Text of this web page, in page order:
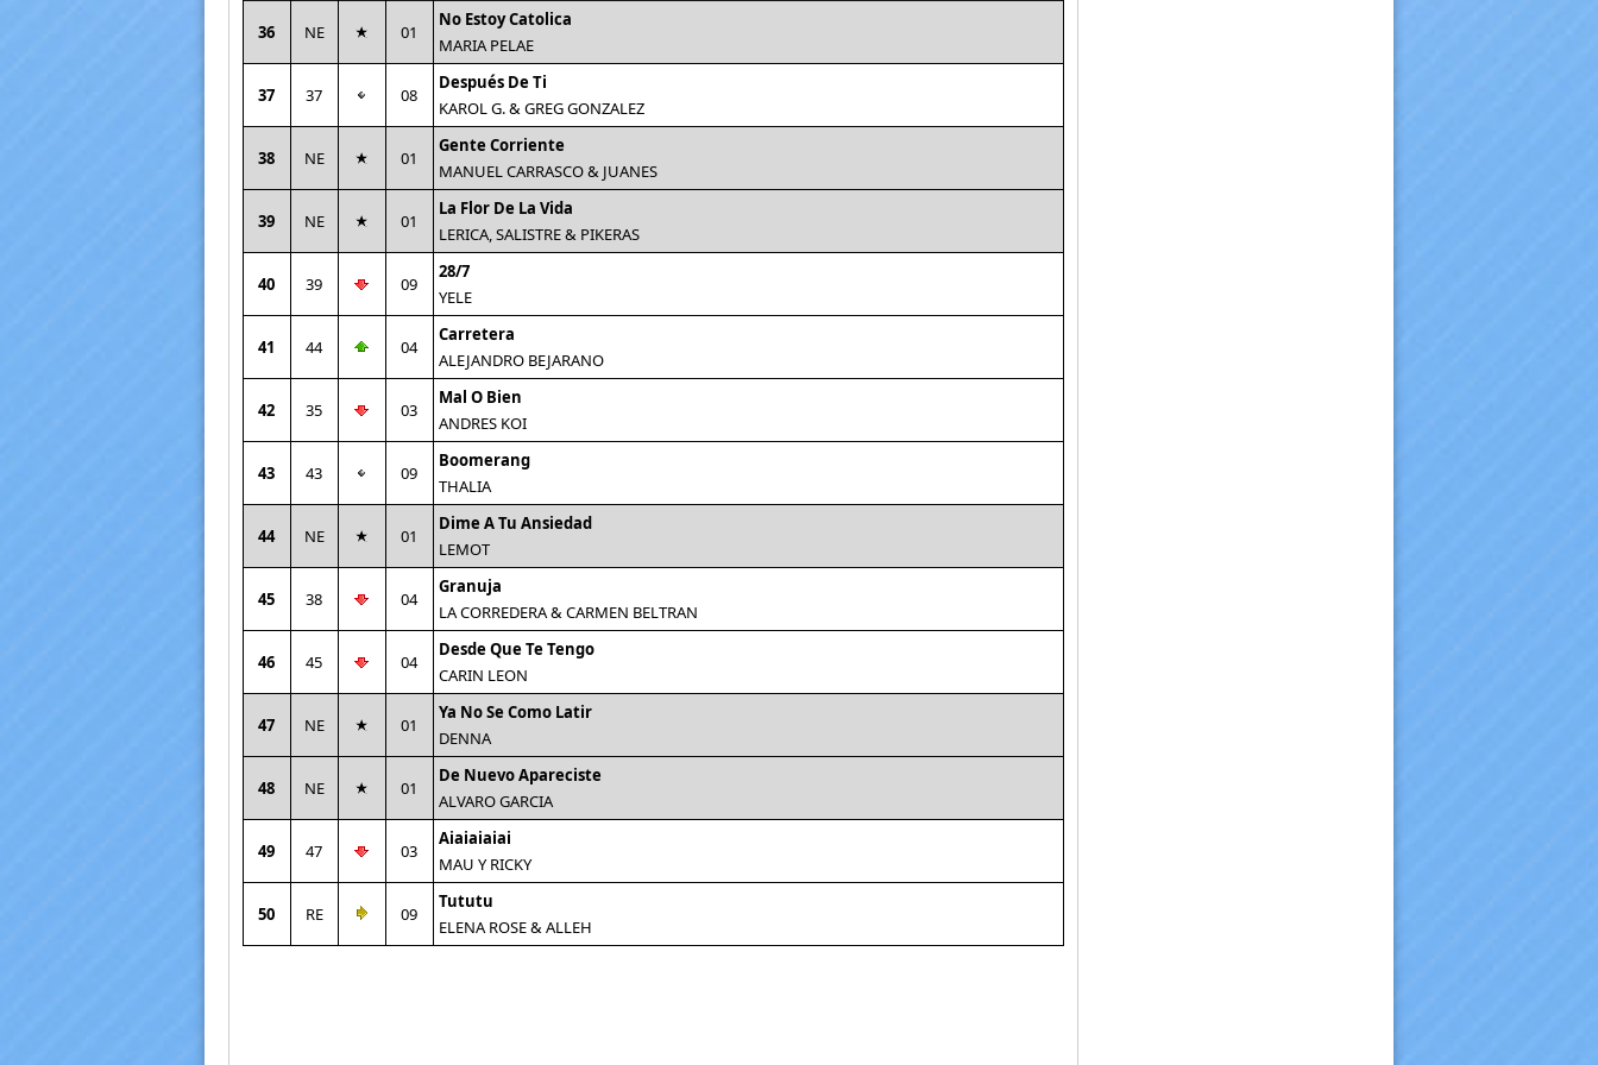
36 NE 01
No Estoy Catolica
MARIA PELAE
37 37 08
Después De Ti
KAROL G. & GREG GONZALEZ
38 NE 01
Gente Corriente
MANUEL CARRASCO & JUANES
39 NE 01
La Flor De La Vida
LERICA, SALISTRE & PIKERAS
40 39 09
28/7
YELE
41 44 04
Carretera
ALEJANDRO BEJARANO
42 35 03
Mal O Bien
ANDRES KOI
43 43 09
Boomerang
THALIA
44 NE 01
Dime A Tu Ansiedad
LEMOT
45 38 04
Granuja
LA CORREDERA & CARMEN BELTRAN
46 45 04
Desde Que Te Tengo
CARIN LEON
47 NE 01
Ya No Se Como Latir
DENNA
48 NE 01
De Nuevo Apareciste
ALVARO GARCIA
49 47 03
Aiaiaiaiai
MAU Y RICKY
50 RE 09
Tututu
ELENA ROSE & ALLEH